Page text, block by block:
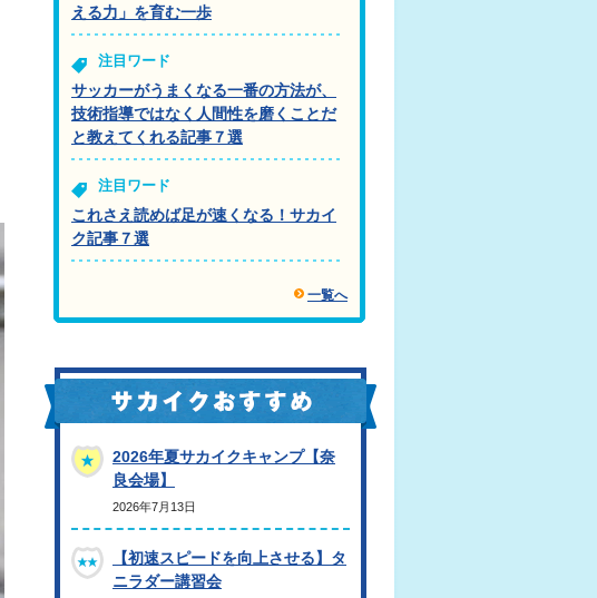
える力」を育む一歩
注目ワード
サッカーがうまくなる一番の方法が、
技術指導ではなく人間性を磨くことだ
と教えてくれる記事７選
注目ワード
これさえ読めば足が速くなる！サカイ
ク記事７選
一覧へ
2026年夏サカイクキャンプ【奈
良会場】
2026年7月13日
【初速スピードを向上させる】タ
ニラダー講習会